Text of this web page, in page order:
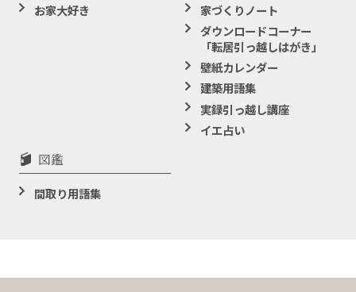
お家大好き
家づくりノート
ダウンロードコーナー
「転居引っ越しはがき」
壁紙カレンダー
建築用語集
実録引っ越し講座
イエ占い
図鑑
間取り用語集